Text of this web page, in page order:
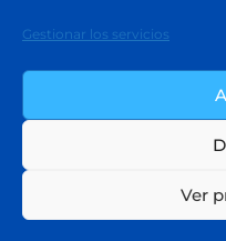
Gestionar los servicios
Ver